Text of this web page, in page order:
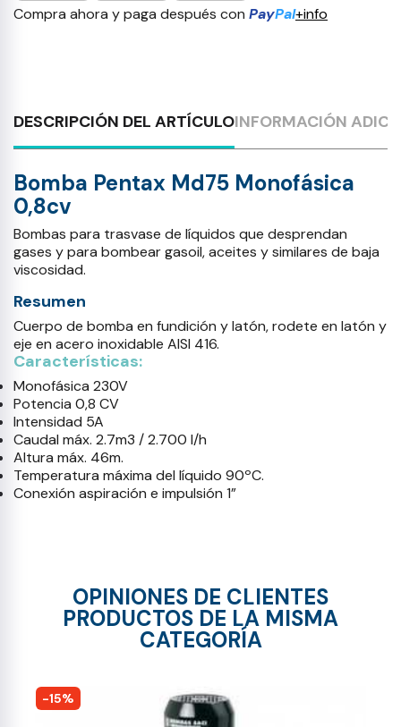
Compra ahora y paga después con PayPal+info
DESCRIPCIÓN DEL ARTÍCULOINFORMACIÓN
Bomba Pentax Md75 Monofásica
0,8cv
Bombas para trasvase de líquidos que desprendan
gases y para bombear gasoil, aceites y similares de baja
viscosidad.
Resumen
Cuerpo de bomba en fundición y latón, rodete en latón y
eje en acero inoxidable AISI 416.
Características:
Monofásica 230V
Potencia 0,8 CV
Intensidad 5A
Caudal máx. 2.7m3 / 2.700 l/h
Altura máx. 46m.
Temperatura máxima del líquido 90ºC.
Conexión aspiración e impulsión 1”
OPINIONES DE CLIENTES
PRODUCTOS DE LA MISMA
CATEGORÍA
-15%